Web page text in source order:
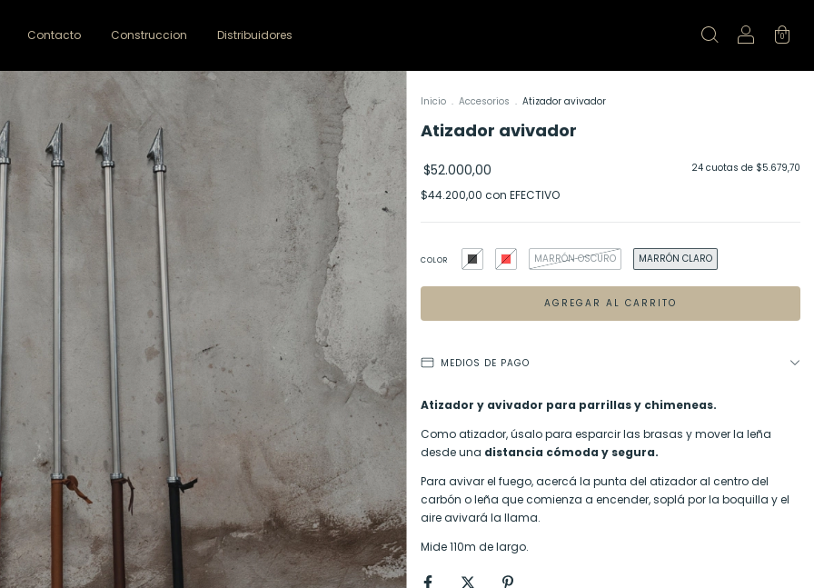
Contacto Construccion Distribuidores 0
Inicio . Accesorios . Atizador avivador
Atizador avivador
$52.000,00 24 cuotas de $5.679,70
$44.200,00 con EFECTIVO
COLOR MARRÓN OSCURO MARRÓN CLARO
MEDIOS DE PAGO
Atizador y avivador para parrillas y chimeneas.
Como atizador, úsalo para esparcir las brasas y mover la leña
desde una distancia cómoda y segura.
Para avivar el fuego, acercá la punta del atizador al centro del
carbón o leña que comienza a encender, soplá por la boquilla y el
aire avivará la llama.
Mide 110m de largo.